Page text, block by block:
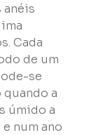
anéis
Cada
de um
se
a
úmido a
num ano